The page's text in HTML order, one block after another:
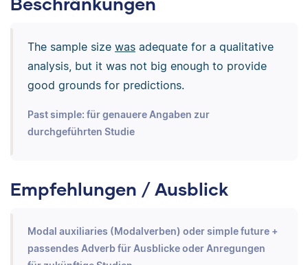
The sample size wasadequate for a qualitative
analysis, but it was not big enough to provide
good grounds for predictions.
Past simple: für genauere Angaben zur
durchgeführten Studie
Empfehlungen / Ausblick
Modal auxiliaries (Modalverben) oder simple future +
passendes Adverb für Ausblicke oder Anregungen